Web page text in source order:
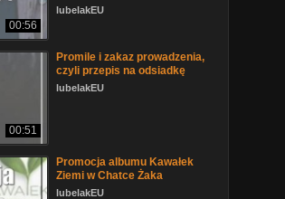
00:56
lubelakEU
00:51
Promile i zakaz prowadzenia,
czyli przepis na odsiadkę
lubelakEU
Promocja albumu Kawałek
Ziemi w Chatce Żaka
lubelakEU